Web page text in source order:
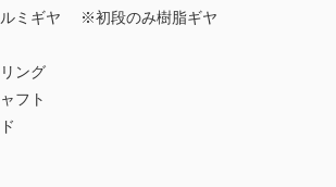
ルミギヤ ※初段のみ樹脂ギヤ
ング
フト